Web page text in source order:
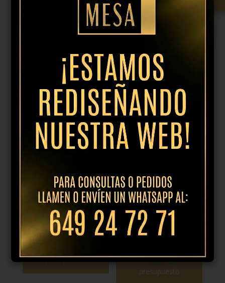
Productos relacionados
Plato hondo
25cm brush
19,95€ IVA
incl.
presupuesto
Plato llano
27cm mosaic
berenjena
19,95 €IVA
incl.
Añadir al
presupuesto